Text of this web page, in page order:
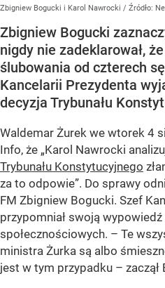
Zbigniew Bogucki i Karol Nawrocki / Źródło:
Zbigniew Bogucki
nigdy nie zadeklarował,
ślubowania od czterech
Kancelarii Prezydenta
decyzja Trybunału
Waldemar Żurek we wtorek 4
Info, że „Karol Nawrocki
Trybunału Konstytucyjnego
za to odpowie”. Do sprawy
FM Zbigniew Bogucki. Szef
przypomniał swoją
społecznościowych. – Te
ministra Żurka są albo
jest w tym przypadku – zaczął